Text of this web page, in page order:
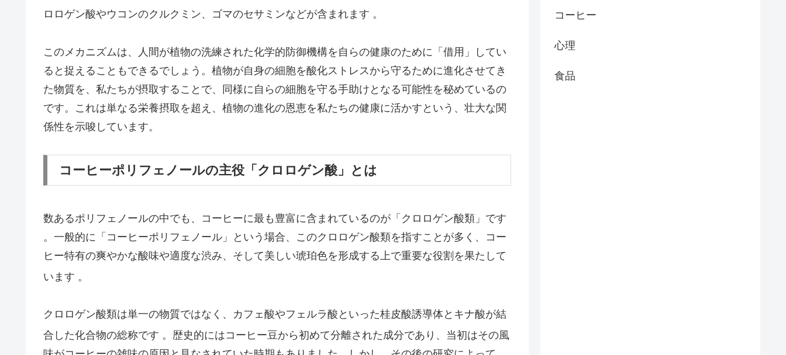
ロロゲン酸やウコンのクルクミン、ゴマのセサミンなどが含まれます 。
このメカニズムは、人間が植物の洗練された化学的防御機構を自らの健康のために「借用」してい
ると捉えることもできるでしょう。植物が自身の細胞を酸化ストレスから守るために進化させてき
た物質を、私たちが摂取することで、同様に自らの細胞を守る手助けとなる可能性を秘めているの
です。これは単なる栄養摂取を超え、植物の進化の恩恵を私たちの健康に活かすという、壮大な関
係性を示唆しています。
コーヒーポリフェノールの主役「クロロゲン酸」とは
数あるポリフェノールの中でも、コーヒーに最も豊富に含まれているのが「クロロゲン酸類」です
。一般的に「コーヒーポリフェノール」という場合、このクロロゲン酸類を指すことが多く、コー
ヒー特有の爽やかな酸味や適度な渋み、そして美しい琥珀色を形成する上で重要な役割を果たして
います 。
クロロゲン酸類は単一の物質ではなく、カフェ酸やフェルラ酸といった桂皮酸誘導体とキナ酸が結
合した化合物の総称です 。歴史的にはコーヒー豆から初めて分離された成分であり、当初はその風
コーヒー
心理
食品